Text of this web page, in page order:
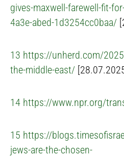
gives-maxwell-farewell-fit-
4a3e-abed-1d3254cc0baa/
13 https://unherd.com/
the-middle-east/
14 https://www.npr.org/
15 https://
jews-are-the-chosen-